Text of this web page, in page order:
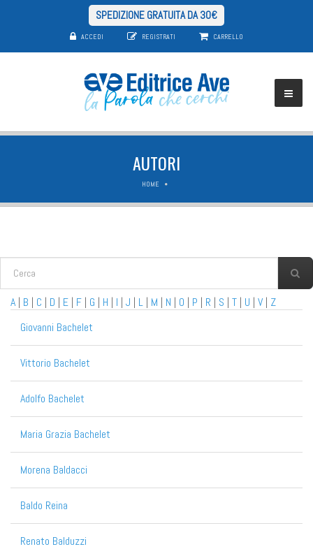
SPEDIZIONE GRATUITA DA 30€
ACCEDI REGISTRATI CARRELLO
AUTORI
HOME
FORM DI RICERCA
A | B | C | D | E | F | G | H | I | J | L | M | N | O | P | R | S | T | U | V | Z
Giovanni Bachelet
Vittorio Bachelet
Adolfo Bachelet
Maria Grazia Bachelet
Morena Baldacci
Baldo Reina
Renato Balduzzi